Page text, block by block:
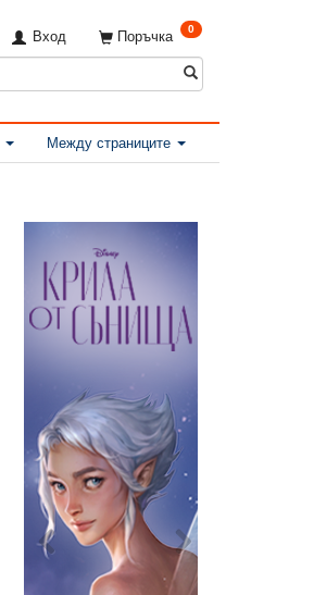
Поръчка 0
Вход
Между страниците